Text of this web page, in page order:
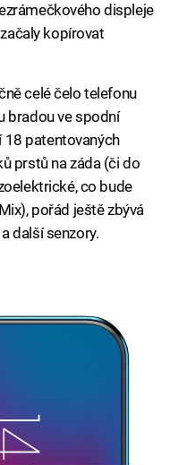
displeje
kopírovat
celé čelo telefonu
bradou ve spodní
patentovaných
prstů na záda (či do
co bude
pořád ještě zbývá
další senzory.